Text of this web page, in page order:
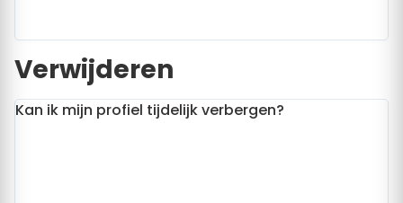
Verwijderen
Kan ik mijn profiel tijdelijk verbergen?